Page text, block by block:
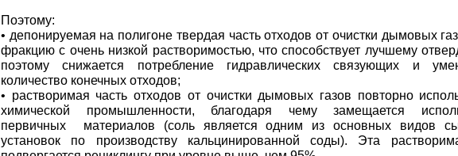
Поэтому:
• депонируемая на полигоне твердая часть отходов от очистки дымовых
фракцию с очень низкой растворимостью, что способствует лучшему
поэтому снижается потребление гидравлических связующих и
количество конечных отходов;
• растворимая часть отходов от очистки дымовых газов повторно
химической промышленности, благодаря чему замещается
первичных материалов (соль является одним из основных видов
установок по производству кальцинированной соды). Эта